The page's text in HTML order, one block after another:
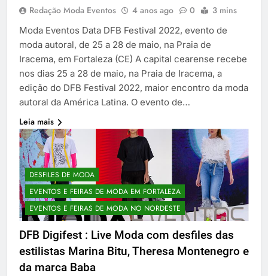
Redação Moda Eventos 4 anos ago 0 3 mins
Moda Eventos Data DFB Festival 2022, evento de
moda autoral, de 25 a 28 de maio, na Praia de
Iracema, em Fortaleza (CE) A capital cearense recebe
nos dias 25 a 28 de maio, na Praia de Iracema, a
edição do DFB Festival 2022, maior encontro da moda
autoral da América Latina. O evento de…
Leia mais
DESFILES DE MODA
EVENTOS E FEIRAS DE MODA EM FORTALEZA
EVENTOS E FEIRAS DE MODA NO NORDESTE
DFB Digifest : Live Moda com desfiles das
estilistas Marina Bitu, Theresa Montenegro e
da marca Baba